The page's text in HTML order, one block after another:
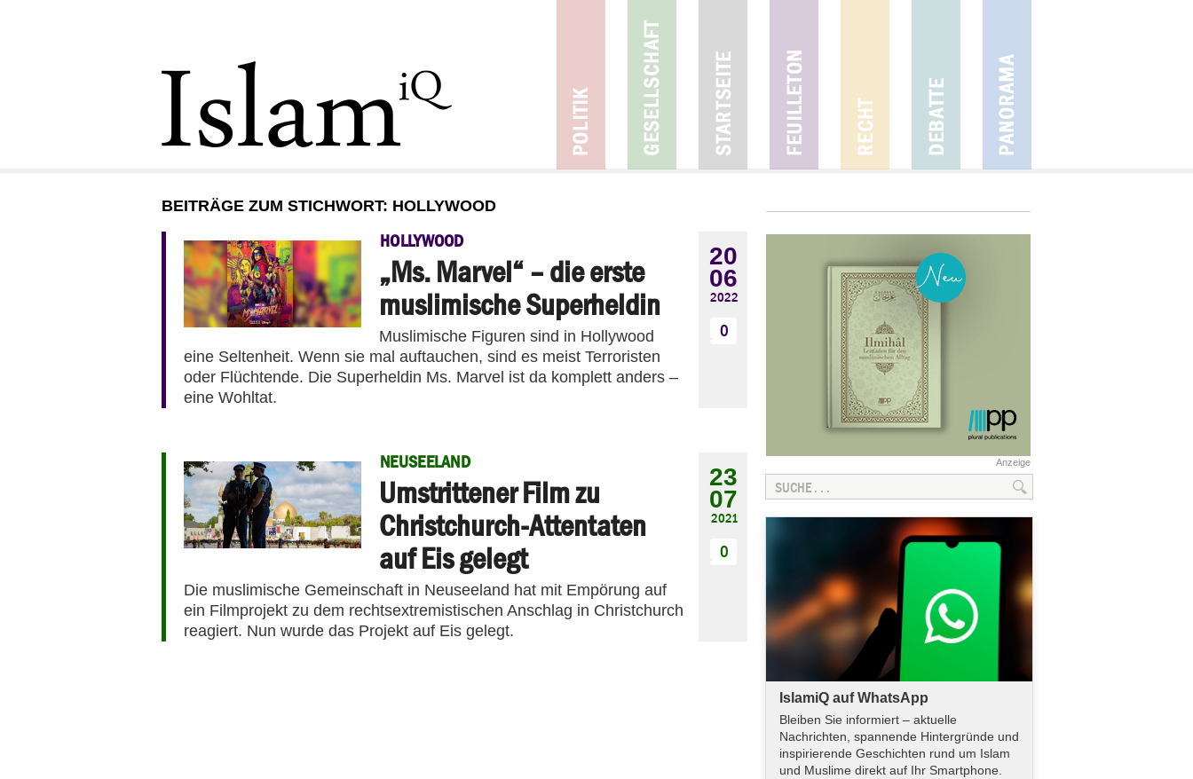
BEITRÄGE ZUM STICHWORT: HOLLYWOOD
HOLLYWOOD
„Ms. Marvel“ – die erste
muslimische Superheldin
Muslimische Figuren sind in Hollywood
eine Seltenheit. Wenn sie mal auftauchen, sind es meist Terroristen
oder Flüchtende. Die Superheldin Ms. Marvel ist da komplett anders –
eine Wohltat.
20
06
2022
0
NEUSEELAND
Umstrittener Film zu
Christchurch-Attentaten
auf Eis gelegt
Die muslimische Gemeinschaft in Neuseeland hat mit Empörung auf
ein Filmprojekt zu dem rechtsextremistischen Anschlag in Christchurch
reagiert. Nun wurde das Projekt auf Eis gelegt.
23
07
2021
0
Anzeige
IslamiQ auf WhatsApp
Bleiben Sie informiert – aktuelle
Nachrichten, spannende Hintergründe und
inspirierende Geschichten rund um Islam
und Muslime direkt auf Ihr Smartphone.